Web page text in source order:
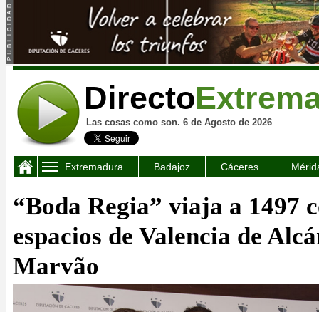
Directo
Las cosas como son. 6 de Agosto de 2026
Extremadura Badajoz Cáceres
“Boda Regia” viaja a 1497
espacios de Valencia de
Marvão